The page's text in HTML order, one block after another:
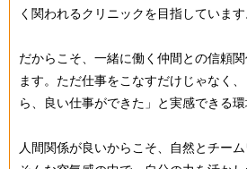
く関われるクリニックを目指しています
だからこそ、一緒に働く仲間との信頼
ます。ただ仕事をこなすだけじゃなく
ら、良い仕事ができた」と実感できる環
人間関係が良いからこそ、自然とチー